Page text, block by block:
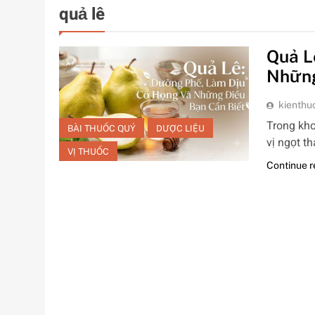
quả lê
BÀI THUỐC QUÝ DƯỢC LIỆU
VỊ THUỐC
Quả
Trong
vị ngọt
Continue